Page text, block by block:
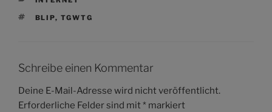
SCHLAGWÖRTER
BLIP, TGWTG
Schreibe einen Kommentar
Deine E-Mail-Adresse wird nicht veröffentlicht.
Erforderliche Felder sind mit* markiert